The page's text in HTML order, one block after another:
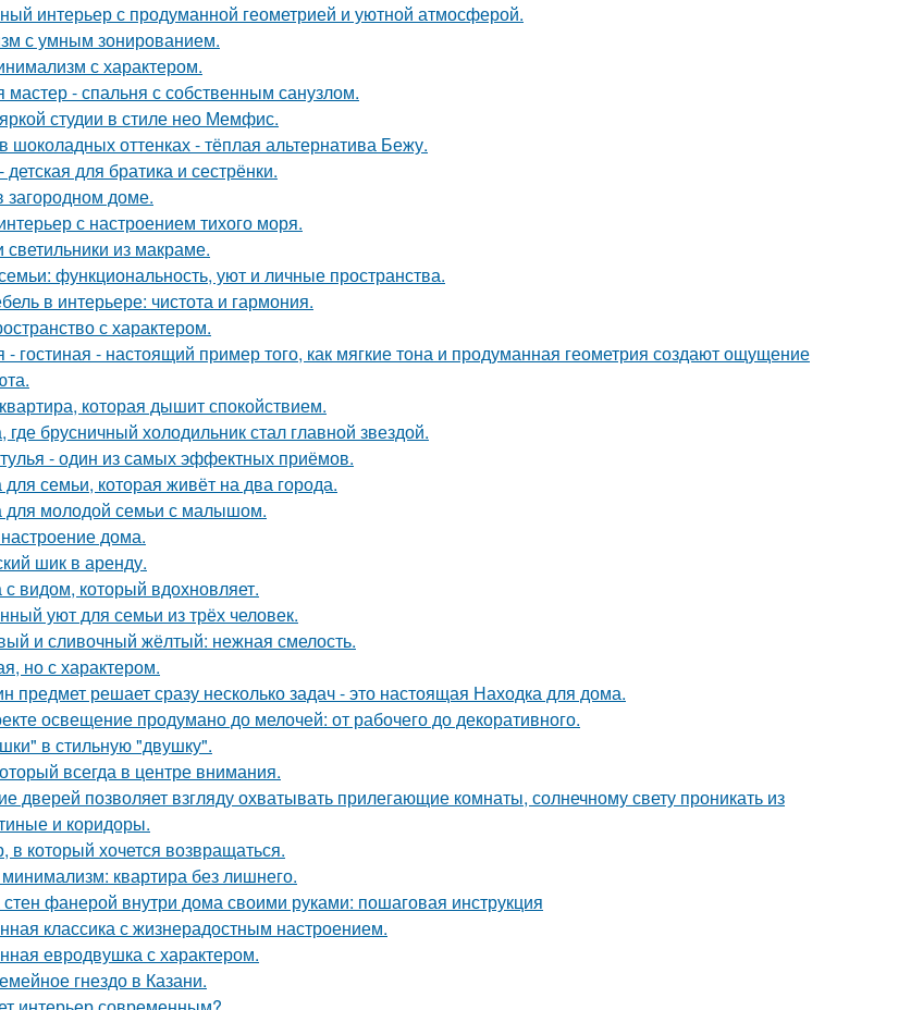
интерьер с продуманной геометрией и уютной атмосферой.
с умным зонированием.
с характером.
мастер - спальня с собственным санузлом.
студии в стиле нео Мемфис.
шоколадных оттенках - тёплая альтернатива Бежу.
для братика и сестрёнки.
загородном доме.
с настроением тихого моря.
из макраме.
функциональность, уют и личные пространства.
в интерьере: чистота и гармония.
с характером.
- гостиная - настоящий пример того, как мягкие тона и продуманная геометрия создают ощущение
которая дышит спокойствием.
где брусничный холодильник стал главной звездой.
- один из самых эффектных приёмов.
для семьи, которая живёт на два города.
для молодой семьи с малышом.
дома.
шик в аренду.
с видом, который вдохновляет.
уют для семьи из трёх человек.
и сливочный жёлтый: нежная смелость.
но с характером.
предмет решает сразу несколько задач - это настоящая Находка для дома.
освещение продумано до мелочей: от рабочего до декоративного.
в стильную "двушку".
всегда в центре внимания.
дверей позволяет взгляду охватывать прилегающие комнаты, солнечному свету проникать из
и коридоры.
в который хочется возвращаться.
квартира без лишнего.
фанерой внутри дома своими руками: пошаговая инструкция
классика с жизнерадостным настроением.
евродвушка с характером.
гнездо в Казани.